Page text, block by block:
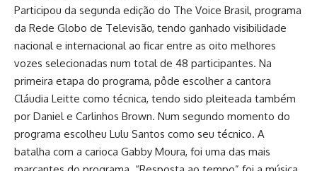
Participou da segunda edição do The Voice Brasil, programa
da Rede Globo de Televisão, tendo ganhado visibilidade
nacional e internacional ao ficar entre as oito melhores
vozes selecionadas num total de 48 participantes. Na
primeira etapa do programa, pôde escolher a cantora
Cláudia Leitte como técnica, tendo sido pleiteada também
por Daniel e Carlinhos Brown. Num segundo momento do
programa escolheu Lulu Santos como seu técnico. A
batalha com a carioca Gabby Moura, foi uma das mais